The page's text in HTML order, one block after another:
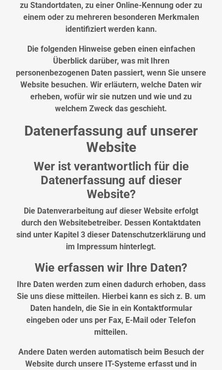
zu Standortdaten, zu einer Online-Kennung oder zu
einem oder zu mehreren besonderen Merkmalen
identifiziert werden kann.
Die folgenden Hinweise geben einen einfachen
Überblick darüber, was mit Ihren
personenbezogenen Daten passiert, wenn Sie unsere
Website besuchen. Wir erläutern, welche Daten wir
erheben, wofür wir sie nutzen und wie und zu
welchem Zweck das geschieht.
Datenerfassung auf unserer
Website
Wer ist verantwortlich für die
Datenerfassung auf dieser
Website?
Die Datenverarbeitung auf dieser Website erfolgt
durch den Websitebetreiber. Dessen Kontaktdaten
sind unter Kapitel 3 dieser Datenschutzerklärung und
im Impressum hinterlegt.
Wie erfassen wir Ihre Daten?
Ihre Daten werden zum einen dadurch erhoben, dass
Sie uns diese mitteilen. Hierbei kann es sich z. B. um
Daten handeln, die Sie in ein Kontaktformular
eingeben oder uns per Fax, E-Mail oder Telefon
mitteilen.
Andere Daten werden automatisch beim Besuch der
Website durch unsere IT-Systeme erfasst und in